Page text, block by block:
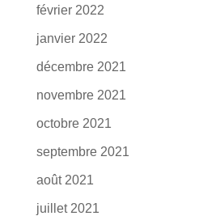
février 2022
janvier 2022
décembre 2021
novembre 2021
octobre 2021
septembre 2021
août 2021
juillet 2021